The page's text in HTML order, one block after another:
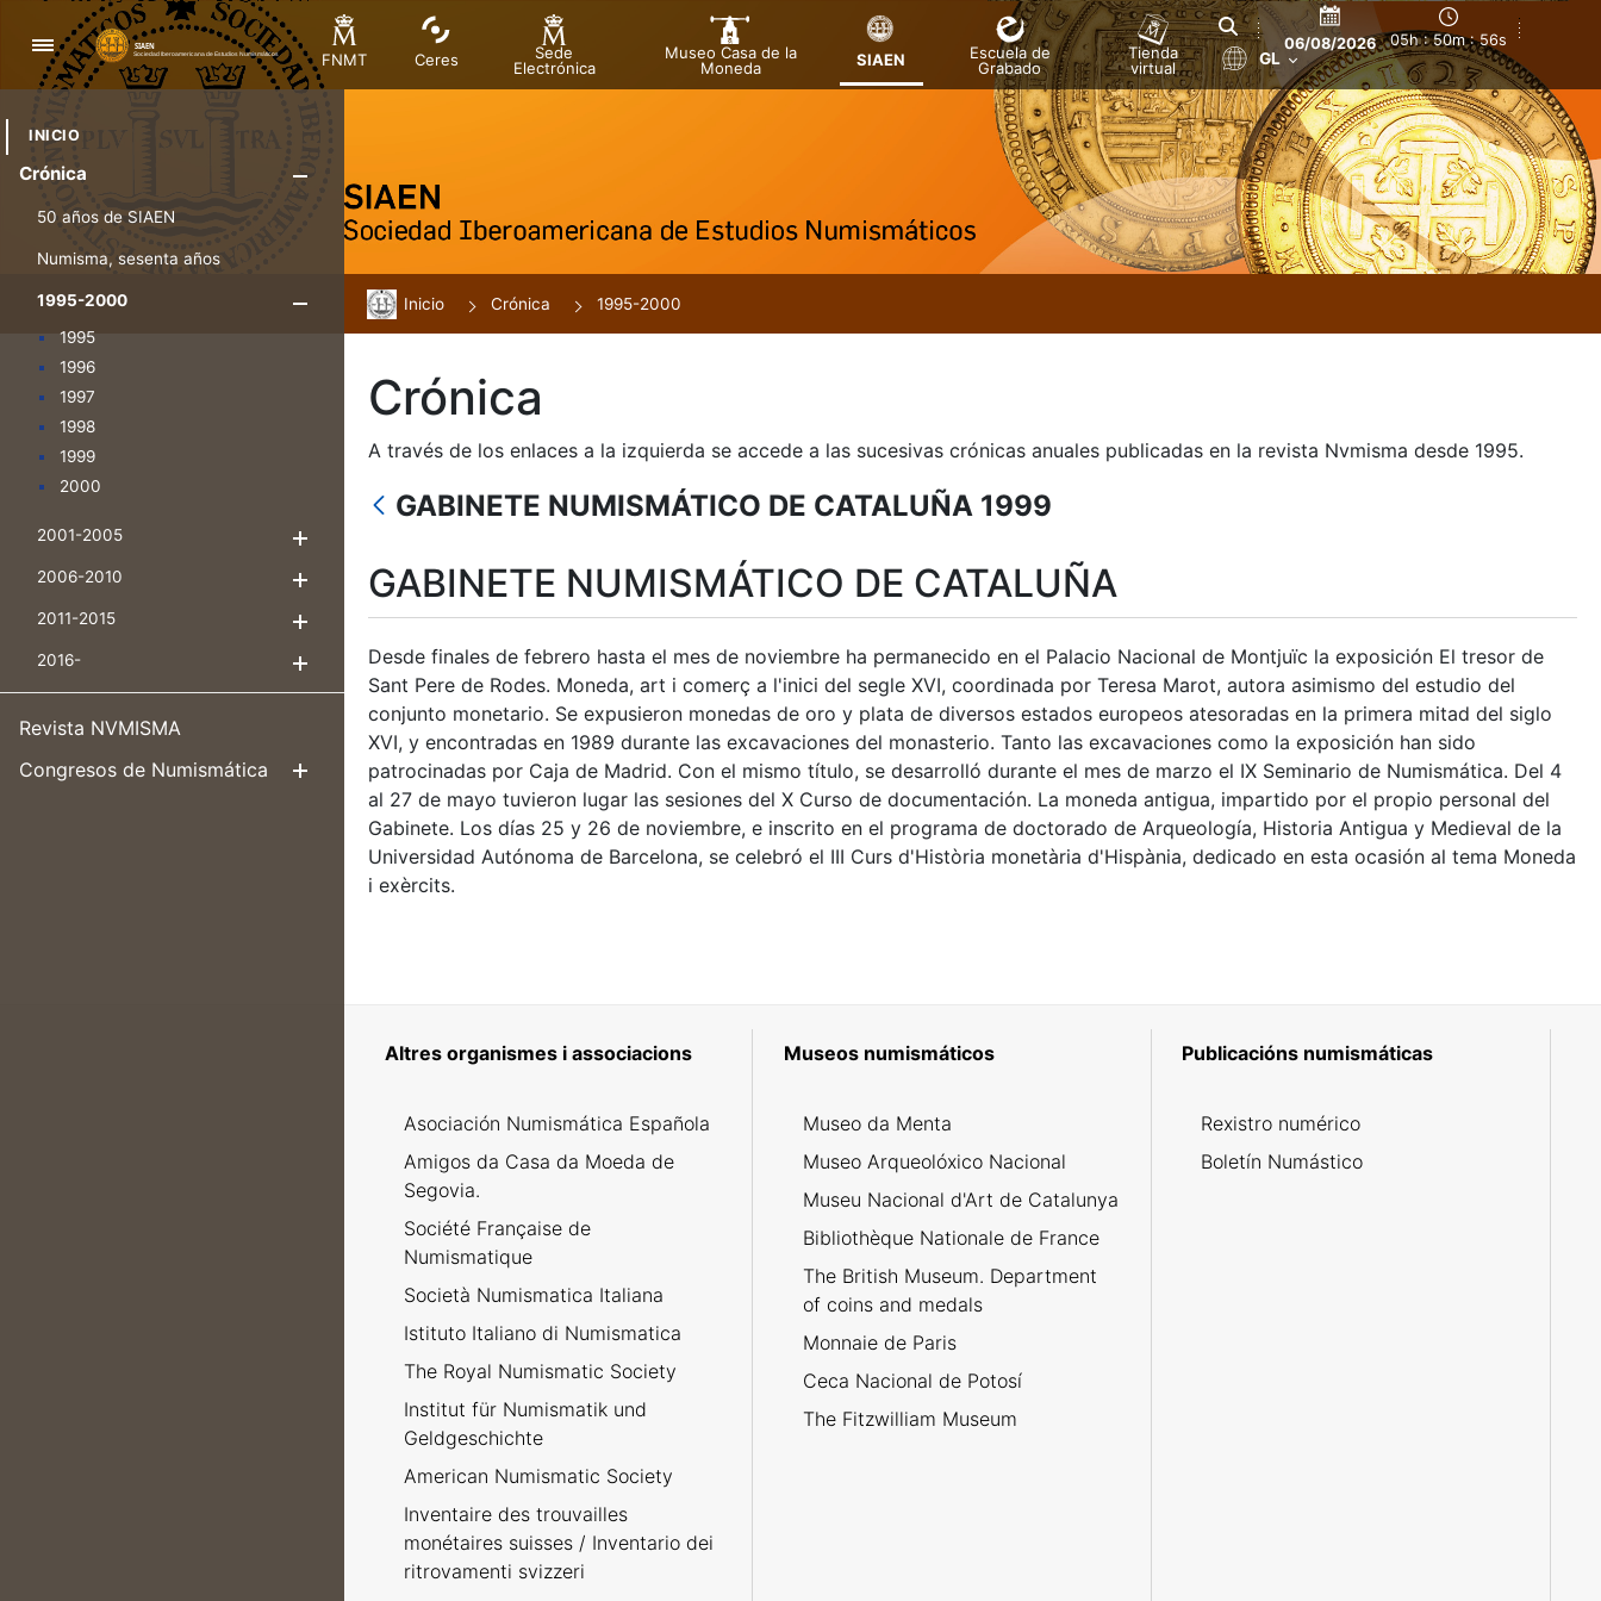
Navegación
FNMT Ceres
Sede
Electrónica
Museo Casa de la
Moneda
SIAEN
Escuela de
Grabado
Tienda
virtual
06/08/2026 05h : 50m : 56s
GL
INICIO
Crónica
50 años de SIAEN
Numisma, sesenta años
1995-2000
Mostrar/Ocultar
1995
1996
1997
1998
1999
2000
2001-2005
2006-2010
Mostrar/Ocultar
2011-2015
Mostrar/Ocultar
2016-
Mostrar/Ocultar
Revista NVMISMA
Congresos de Numismática
Mostrar/Ocultar
Inicio Crónica 1995-2000
Crónica
A través de los enlaces a la izquierda se accede a las sucesivas crónicas anuales publicadas en la revista Nvmisma desde 1995.
GABINETE NUMISMÁTICO DE CATALUÑA 1999
GABINETE NUMISMÁTICO DE CATALUÑA
Desde finales de febrero hasta el mes de noviembre ha permanecido en el Palacio Nacional de Montjuïc la exposición El tresor de
Sant Pere de Rodes. Moneda, art i comerç a l'inici del segle XVI, coordinada por Teresa Marot, autora asimismo del estudio del
conjunto monetario. Se expusieron monedas de oro y plata de diversos estados europeos atesoradas en la primera mitad del siglo
XVI, y encontradas en 1989 durante las excavaciones del monasterio. Tanto las excavaciones como la exposición han sido
patrocinadas por Caja de Madrid. Con el mismo título, se desarrolló durante el mes de marzo el IX Seminario de Numismática. Del 4
al 27 de mayo tuvieron lugar las sesiones del X Curso de documentación. La moneda antigua, impartido por el propio personal del
Gabinete. Los días 25 y 26 de noviembre, e inscrito en el programa de doctorado de Arqueología, Historia Antigua y Medieval de la
Universidad Autónoma de Barcelona, se celebró el III Curs d'Història monetària d'Hispània, dedicado en esta ocasión al tema Moneda
i exèrcits.
Altres organismes i associacions
Asociación Numismática Española
Amigos da Casa da Moeda de
Segovia.
Société Française de
Numismatique
Società Numismatica Italiana
Istituto Italiano di Numismatica
The Royal Numismatic Society
Institut für Numismatik und
Geldgeschichte
American Numismatic Society
Inventaire des trouvailles
monétaires suisses / Inventario dei
ritrovamenti svizzeri
Museos numismáticos
Museo da Menta
Museo Arqueolóxico Nacional
Museu Nacional d'Art de Catalunya
Bibliothèque Nationale de France
The British Museum. Department
of coins and medals
Monnaie de Paris
Ceca Nacional de Potosí
The Fitzwilliam Museum
Publicacións numismáticas
Rexistro numérico
Boletín Numástico